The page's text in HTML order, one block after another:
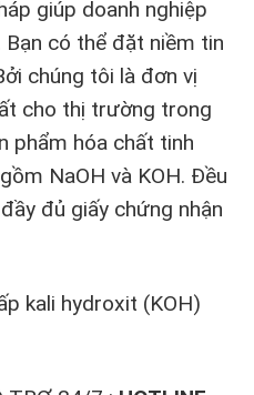
giúp doanh nghiệp
có thể đặt niềm tin
chúng tôi là đơn vị
cho thị trường trong
phẩm hóa chất tinh
NaOH và KOH. Đều
đủ giấy chứng nhận
kali hydroxit (KOH)